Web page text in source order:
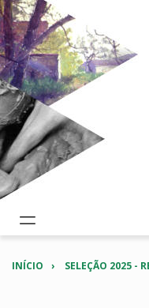
INÍCIO SELEÇÃO 2025 -